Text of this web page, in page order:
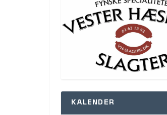
KALENDER